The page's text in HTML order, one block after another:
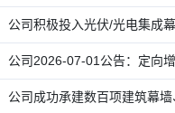
公司积极投入光伏/光电集成
公司2026-07-01公告：定向
公司成功承建数百项建筑幕